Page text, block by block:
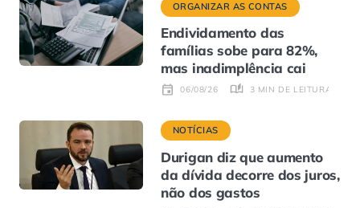
ORGANIZAR AS CONTAS
Endividamento das
famílias sobe para 82%,
mas inadimplência cai
06/08/26 3 MIN DE LEITURA
NOTÍCIAS
Durigan diz que aumento
da dívida decorre dos juros,
não dos gastos